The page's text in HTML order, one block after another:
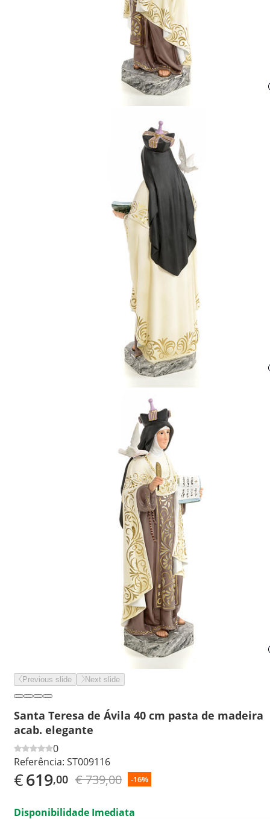
Previous slide Next slide
Santa Teresa de Ávila 40 cm pasta de madeira
acab. elegante
0
Referência: ST009116
€619,00 € 739,00 -16%
Disponibilidade Imediata